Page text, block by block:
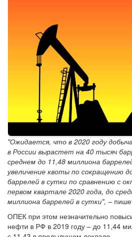
"Ожидается, что в 2020 году
в России вырастет на 40 тысяч
среднем до 11,48 миллиона
увеличение квоты по сокращению
баррелей в сутки по сравнению с
первом квартале 2020 года, до
миллиона баррелей в сутки", –
ОПЕК при этом незначительно
нефти в РФ в 2019 году – до 11,44